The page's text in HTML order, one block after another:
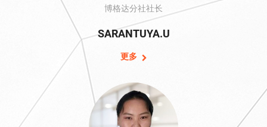
博格达分社社长
SARANTUYA.U
更多